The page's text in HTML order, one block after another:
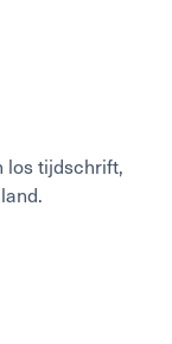
los tijdschrift,